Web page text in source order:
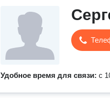
Удобное время для связи: с